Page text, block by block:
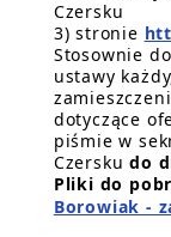
Czersku
3) stronie
Stosownie
ustawy
dotyczące
piśmie w
Czerskudo
Pliki do
Borowiak -